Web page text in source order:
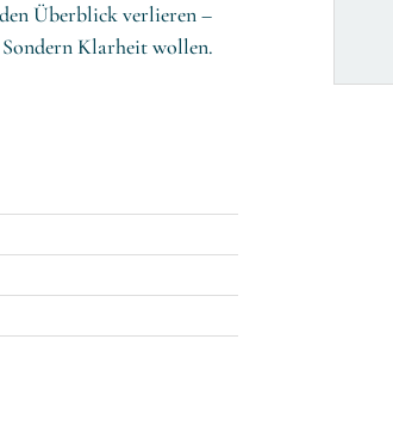
Überblick verlieren –
Klarheit wollen.